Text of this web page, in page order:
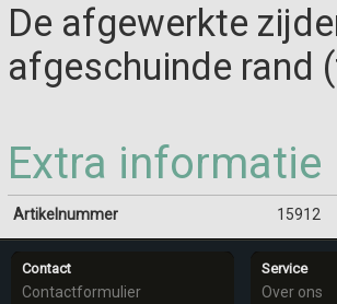
De afgewerkte
afgeschuinde
Extra informatie
Artikelnummer 15912
Contact
Contactformulier
Service
Over ons